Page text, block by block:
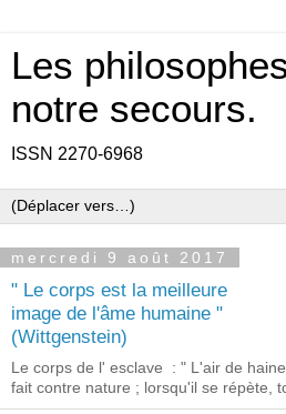
Les
notre secours.
ISSN 2270-6968
mercredi 9 août 2017
" Le corps est la meilleure
image de l'âme humaine "
(Wittgenstein)
Le corps de l' esclave : " L'air de
fait contre nature ; lorsqu'il se répète,